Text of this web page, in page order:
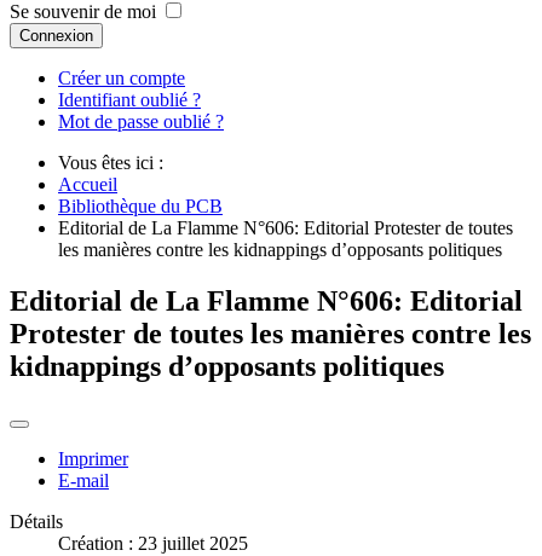
Se souvenir de moi
Connexion
Créer un compte
Identifiant oublié ?
Mot de passe oublié ?
Vous êtes ici :
Accueil
Bibliothèque du PCB
Editorial de La Flamme N°606: Editorial Protester de toutes
les manières contre les kidnappings d’opposants politiques
Editorial de La Flamme N°606: Editorial
Protester de toutes les manières contre les
kidnappings d’opposants politiques
Imprimer
E-mail
Détails
Création : 23 juillet 2025